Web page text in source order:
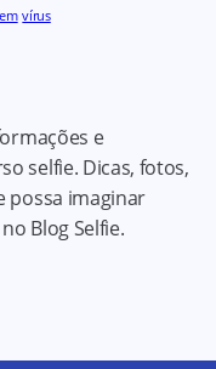
vírus
e
selfie. Dicas, fotos,
possa imaginar
Blog Selfie.